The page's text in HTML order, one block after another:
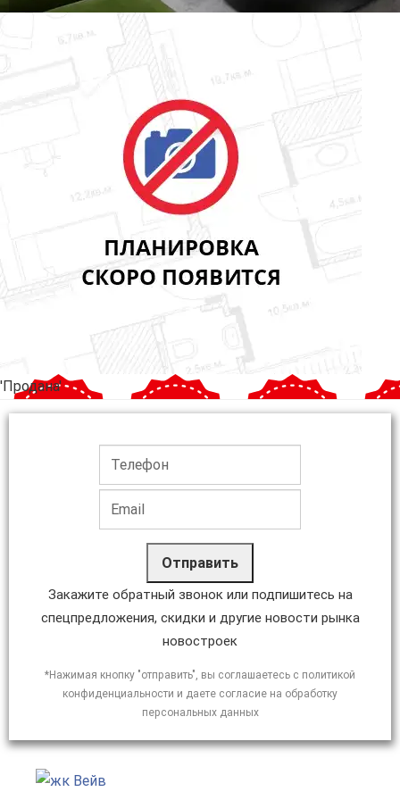
'Продана'
Отправить
Закажите обратный звонок или подпишитесь на
спецпредложения, скидки и другие новости рынка
новостроек
*Нажимая кнопку "отправить", вы соглашаетесь с политикой
конфиденциальности и даете согласие на обработку
персональных данных